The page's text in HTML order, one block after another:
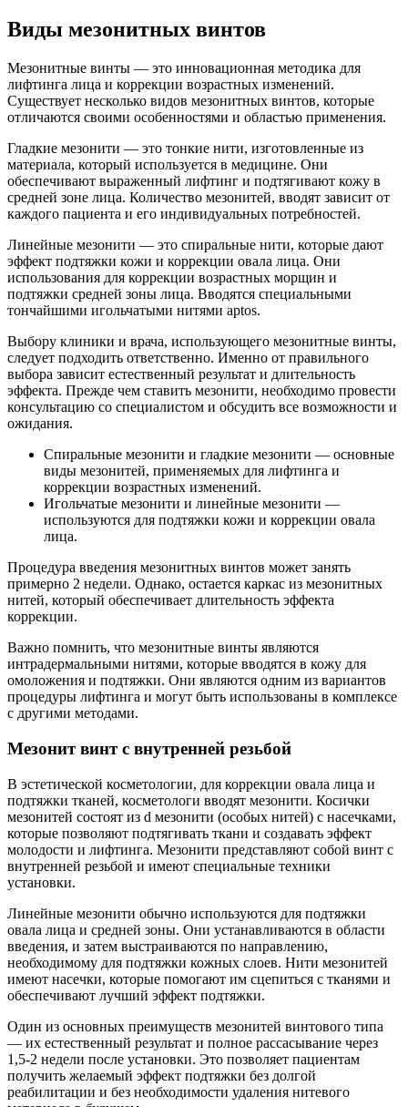
Виды мезонитных винтов
Мезонитные винты — это инновационная методика для
лифтинга лица и коррекции возрастных изменений.
Существует несколько видов мезонитных винтов, которые
отличаются своими особенностями и областью применения.
Гладкие мезонити — это тонкие нити, изготовленные из
материала, который используется в медицине. Они
обеспечивают выраженный лифтинг и подтягивают кожу в
средней зоне лица. Количество мезонитей, вводят зависит от
каждого пациента и его индивидуальных потребностей.
Линейные мезонити — это спиральные нити, которые дают
эффект подтяжки кожи и коррекции овала лица. Они
использования для коррекции возрастных морщин и
подтяжки средней зоны лица. Вводятся специальными
тончайшими игольчатыми нитями aptos.
Выбору клиники и врача, использующего мезонитные винты,
следует подходить ответственно. Именно от правильного
выбора зависит естественный результат и длительность
эффекта. Прежде чем ставить мезонити, необходимо провести
консультацию со специалистом и обсудить все возможности и
ожидания.
Спиральные мезонити и гладкие мезонити — основные
виды мезонитей, применяемых для лифтинга и
коррекции возрастных изменений.
Игольчатые мезонити и линейные мезонити —
используются для подтяжки кожи и коррекции овала
лица.
Процедура введения мезонитных винтов может занять
примерно 2 недели. Однако, остается каркас из мезонитных
нитей, который обеспечивает длительность эффекта
коррекции.
Важно помнить, что мезонитные винты являются
интрадермальными нитями, которые вводятся в кожу для
омоложения и подтяжки. Они являются одним из вариантов
процедуры лифтинга и могут быть использованы в комплексе
с другими методами.
Мезонит винт с внутренней резьбой
В эстетической косметологии, для коррекции овала лица и
подтяжки тканей, косметологи вводят мезонити. Косички
мезонитей состоят из d мезонити (особых нитей) с насечками,
которые позволяют подтягивать ткани и создавать эффект
молодости и лифтинга. Мезонити представляют собой винт с
внутренней резьбой и имеют специальные техники
установки.
Линейные мезонити обычно используются для подтяжки
овала лица и средней зоны. Они устанавливаются в области
введения, и затем выстраиваются по направлению,
необходимому для подтяжки кожных слоев. Нити мезонитей
имеют насечки, которые помогают им сцепиться с тканями и
обеспечивают лучший эффект подтяжки.
Один из основных преимуществ мезонитей винтового типа
— их естественный результат и полное рассасывание через
1,5-2 недели после установки. Это позволяет пациентам
получить желаемый эффект подтяжки без долгой
реабилитации и без необходимости удаления нитевого